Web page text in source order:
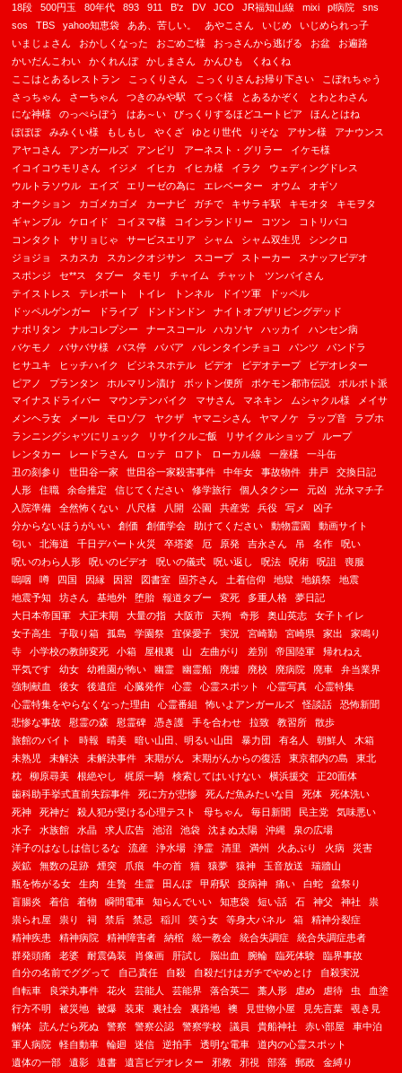
18段 500円玉 80年代 893 911 B'z DV JCO JR福知山線 mixi pl病院
sns
sos
TBS yahoo知恵袋 ああ、苦しい。 あやこさん いじめ
いじめられっ子
いまじょさん
おかしくなった おごめご様 おっさんから逃げる お盆
お遍路
かいだんこわい
かくれんぼ かしまさん かんひも
くねくね
ここはとあるレストラン
こっくりさん こっくりさんお帰り下さい
こぼれちゃう
さっちゃん
さーちゃん つきのみや駅 てっぐ様 とあるかぞく
とわとわさん
にな神様
のっぺらぼう はあ～い びっくりするほどユートピア
ほんとはね
ぽぽぽ
みみくい様 もしもし やくざ ゆとり世代 りそな アサン様
アナウンス
アヤコさん
アンガールズ アンビリ アーネスト・グリラー
イケモ様
イコイコウモリさん
イジメ イヒカ イヒカ様 イラク
ウェディングドレス
ウルトラソウル
エイズ エリーゼの為に エレベーター オウム
オギソ
オークション
カゴメカゴメ カーナビ ガチで キサラギ駅 キモオタ
キモヲタ
ギャンブル
ケロイド コイヌマ様 コインランドリー コツン
コトリバコ
コンタクト
サリョじゃ サービスエリア シャム シャム双生児
シンクロ
ジョジョ
スカスカ スカンクオジサン スコープ ストーカー
スナッフビデオ
スポンジ
セ**ス タブー タモリ チャイム チャット
ツンバイさん
テイストレス
テレポート トイレ トンネル ドイツ軍
ドッペル
ドッペルゲンガー
ドライブ ドンドンドン
ナイトオブザリビングデッド
ナポリタン
ナルコレプシー ナースコール ハカソヤ ハッカイ
ハンセン病
バケモノ
バサバサ様 バス停 ババア バレンタインチョコ パンツ
パンドラ
ヒサユキ
ヒッチハイク ビジネスホテル ビデオ ビデオテープ
ビデオレター
ピアノ
プランタン ホルマリン漬け ボットン便所 ポケモン都市伝説
ポルポト派
マイナスドライバー
マウンテンバイク マサさん マネキン ムシャクル様
メイサ
メンヘラ女
メール モロゾフ ヤクザ ヤマニシさん ヤマノケ ラップ音
ラブホ
ランニングシャツにリュック
リサイクルご飯 リサイクルショップ
ループ
レンタカー
レードラさん ロッテ ロフト ローカル線 一座様
一斗缶
丑の刻参り
世田谷一家 世田谷一家殺害事件 中年女 事故物件 井戸
交換日記
人形
住職 余命推定 信じてください 修学旅行 個人タクシー 元凶
光永マチ子
入院準備
全然怖くない 八尺様 八開 公園 共産党 兵役 写メ
凶子
分からないほうがいい
創価 創価学会 助けてください 動物霊園
動画サイト
匂い
北海道 千日デパート火災 卒塔婆 厄 原発 吉永さん 吊 名作
呪い
呪いのわら人形
呪いのビデオ 呪いの儀式 呪い返し 呪法 呪術 呪詛
喪服
嗚咽
噂 四国 因縁 因習 図書室 固芥さん 土着信仰 地獄 地鎮祭
地震
地震予知
坊さん 基地外 堕胎 報道タブー 変死 多重人格
夢日記
大日本帝国軍
大正末期 大量の指 大阪市 天狗 奇形 奥山英志
女子トイレ
女子高生
子取り箱 孤島 学園祭 宜保愛子 実況 宮崎勤 宮崎県 家出
家鳴り
寺
小学校の教師変死 小箱 屋根裏 山 左曲がり 差別 帝国陸軍
帰れねえ
平気です
幼女 幼稚園が怖い 幽霊 幽霊船 廃墟 廃校 廃病院 廃車
弁当業界
強制献血
後女 後遺症 心臓発作 心霊 心霊スポット 心霊写真
心霊特集
心霊特集をやらなくなった理由
心霊番組 怖いよアンガールズ 怪談話
恐怖新聞
悲惨な事故
慰霊の森 慰霊碑 憑き護 手を合わせ 拉致 教習所
散歩
旅館のバイト
時報 晴美 暗い山田、明るい山田 暴力団 有名人 朝鮮人
木箱
未熟児
未解決 未解決事件 末期がん 末期がんからの復活 東京都内の島
東北
枕
柳原尋美 根絶やし 梶原一騎 検索してはいけない 横浜援交
正20面体
歯科助手挙式直前失踪事件
死に方が悲惨 死んだ魚みたいな目 死体
死体洗い
死神
死神だ 殺人犯が受ける心理テスト 母ちゃん 毎日新聞 民主党
気味悪い
水子
水族館 水晶 求人広告 池沼 池袋 沈まぬ太陽 沖縄
泉の広場
洋子のはなしは信じるな
流産 浄水場 浄霊 清里 満州 火あぶり 火病
災害
炭鉱
無数の足跡 煙突 爪痕 牛の首 猫 猿夢 猿神 玉音放送
瑞牆山
瓶を怖がる女
生肉 生贄 生霊 田んぼ 甲府駅 疫病神 痛い 白蛇
盆祭り
盲腸炎
着信 着物 瞬間電車 知らんでいい 知恵袋 短い話 石 神父 神社
祟
祟られ屋
祟り 祠 禁后 禁忌 稲川 笑う女 等身大パネル 箱
精神分裂症
精神疾患
精神病院 精神障害者 納棺 統一教会 統合失調症
統合失調症患者
群発頭痛
老婆 耐震偽装 肖像画 肝試し 脳出血 腕輪 臨死体験
臨界事故
自分の名前でググって
自己責任 自殺 自殺だけはガチでやめとけ
自殺実況
自転車
良栄丸事件 花火 芸能人 芸能界 落合英二 藁人形 虐め 虐待 虫
血塗
行方不明
被災地 被爆 装束 裏社会 裏路地 襖 見世物小屋 見先言葉
覗き見
解体
読んだら死ぬ 警察 警察公認 警察学校 議員 貴船神社 赤い部屋
車中泊
軍人病院
軽自動車 輪廻 迷信 逆拍手 透明な電車
道内の心霊スポット
遺体の一部
遺影 遺書 遺言ビデオレター 邪教 邪視 部落 郵政 金縛り